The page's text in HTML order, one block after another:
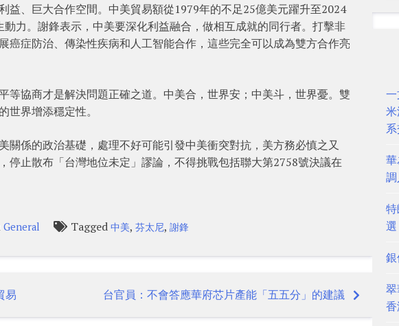
益、巨大合作空間。中美貿易額從1979年的不足25億美元躍升至2024
力。謝鋒表示，中美要深化利益融合，做相互成就的同行者。打擊非
癌症防治、傳染性疾病和人工智能合作，這些完全可以成為雙方合作亮
等協商才是解決問題正確之道。中美合，世界安；中美斗，世界憂。雙
界增添穩定性。
關係的政治基礎，處理不好可能引發中美衝突對抗，美方務必慎之又
停止散布「台灣地位未定」謬論，不得挑戰包括聯大第2758號決議在
General Tagged中美,芬太尼,謝鋒
易 台官員：不會答應華府芯片產能「五五分」的建議